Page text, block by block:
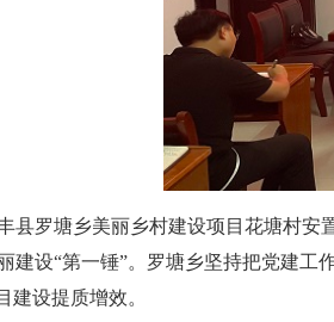
县罗塘乡美丽乡村建设项目花塘村
建设“第一锤”。罗塘乡坚持把党建工
建设提质增效。